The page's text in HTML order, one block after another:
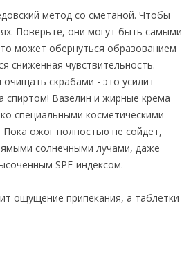
метод со сметаной. Чтобы
Поверьте, они могут быть самыми
может обернуться образованием
сниженная чувствительность.
скрабами - это усилит
спиртом! Вазелин и жирные крема
специальными косметическими
ожог полностью не сойдет,
солнечными лучами, даже
SPF-индексом.
ощущение припекания, а таблетки